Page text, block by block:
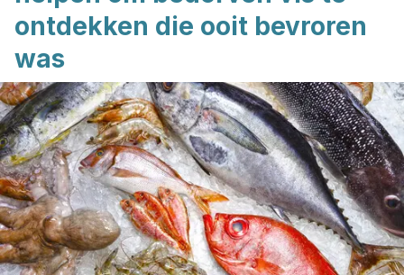
ontdekken die ooit bevroren
was